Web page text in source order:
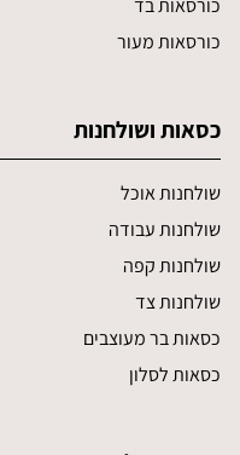
כורסאות בד
כורסאות מעור
כסאות ושולחנות
שולחנות אוכל
שולחנות עבודה
שולחנות קפה
שולחנות צד
כסאות בר מעוצבים
כסאות לסלון